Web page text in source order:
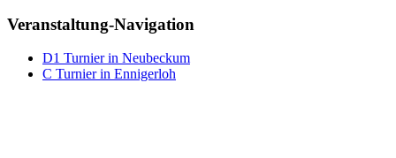
Veranstaltung-Navigation
D1 Turnier in Neubeckum
C Turnier in Ennigerloh